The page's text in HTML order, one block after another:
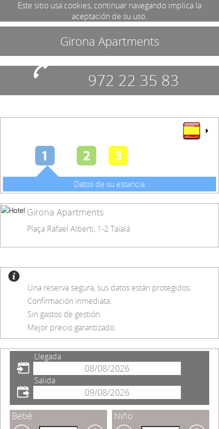
Este sitio usa cookies, continuar navegando implica la
aceptación de su uso.
Girona Apartments
972 22 35 83
Datos de su estancia
Girona Apartments
Plaça Rafael Alberti, 1-2 Taialá
Una reserva segura, sus datos están protegidos.
Confirmación inmediata.
Sin gastos de gestión.
Mejor precio garantizado.
Llegada
Salida
Bebé Niño